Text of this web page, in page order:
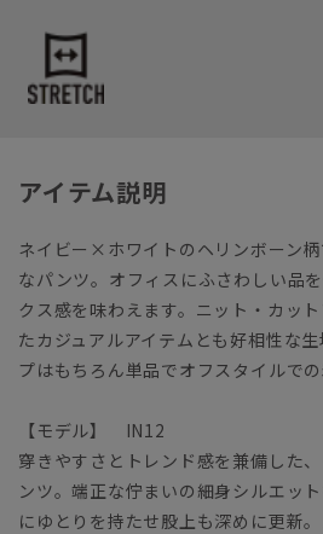
アイテム説明
ネイビー×ホワイトのヘリンボーン
なパンツ。オフィスにふさわしい品
クス感を味わえます。ニット・カッ
たカジュアルアイテムとも好相性な
プはもちろん単品でオフスタイルで
【モデル】 IN12
穿きやすさとトレンド感を兼備した
ンツ。端正な佇まいの細身シルエッ
にゆとりを持たせ股上も深めに更新